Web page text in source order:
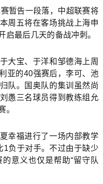
暂告一段落，中超联赛将
周五将在客场挑战上海申
启最后几天的备战冲刺。
大宝、于洋和邹德海上周
亚的40强赛后，李可、池
队。国奥队的集训虽然尚
愚三名球员得到教练组允
。
幸福进行了一场内部教学
负于对手。不过由于缺少
意义也仅是帮助“留守队